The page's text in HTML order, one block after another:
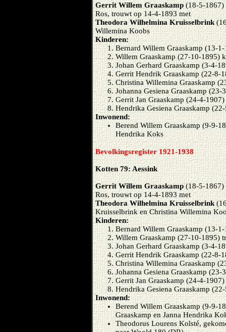
Gerrit Willem Graaskamp(18-5-1867)
Ros, trouwt op 14-4-1893 met
Theodora Wilhelmina Kruisselbrink
Willemina Koobs
Kinderen:
Bernard Willem Graaskamp (13-
Willem Graaskamp (27-10-1895)
Johan Gerhard Graaskamp (3-4-
Gerrit Hendrik Graaskamp (22-8-
Christina Willemina Graaskamp
Johanna Gesiena Graaskamp (23-
Gerrit Jan Graaskamp (24-4-1907)
Hendrika Gesiena Graaskamp
Inwonend:
Berend Willem Graaskamp (9-9-
Hendrika Koks
Bevolkingsregister 1921-1938
Kotten 79: Aessink
Gerrit Willem Graaskamp(18-5-1867)
Ros, trouwt op 14-4-1893 met
Theodora Wilhelmina Kruisselbrink
Kruisselbrink en Christina Willemina
Kinderen:
Bernard Willem Graaskamp (13-
Willem Graaskamp (27-10-1895)
Johan Gerhard Graaskamp (3-4-
Gerrit Hendrik Graaskamp (22-8-
Christina Willemina Graaskamp
Johanna Gesiena Graaskamp
Gerrit Jan Graaskamp (24-4-1907)
Hendrika Gesiena Graaskamp
Inwonend:
Berend Willem Graaskamp (9-9-
Graaskamp en Janna Hendrika
Theodorus Lourens Kolsté,